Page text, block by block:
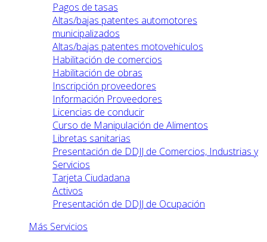
Pagos de tasas
Altas/bajas patentes automotores
municipalizados
Altas/bajas patentes motovehiculos
Habilitación de comercios
Habilitación de obras
Inscripción proveedores
Información Proveedores
Licencias de conducir
Curso de Manipulación de Alimentos
Libretas sanitarias
Presentación de DDJJ de Comercios, Industrias y
Servicios
Tarjeta Ciudadana
Activos
Presentación de DDJJ de Ocupación
Más Servicios